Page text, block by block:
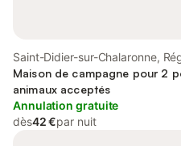
Saint-Didier-sur-Chalaronne,
Maison de campagne pour 2
animaux acceptés
Annulation gratuite
dès42 €par nuit